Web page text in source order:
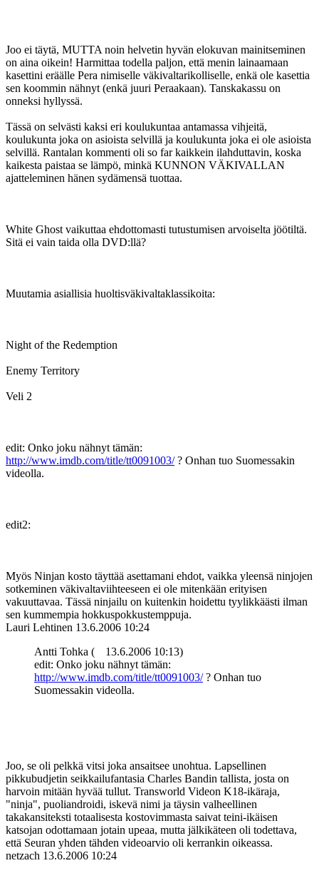
Joo ei täytä, MUTTA noin helvetin hyvän elokuvan mainitseminen
on aina oikein! Harmittaa todella paljon, että menin lainaamaan
kasettini eräälle Pera nimiselle väkivaltarikolliselle, enkä ole kasettia
sen koommin nähnyt (enkä juuri Peraakaan). Tanskakassu on
onneksi hyllyssä.
Tässä on selvästi kaksi eri koulukuntaa antamassa vihjeitä,
koulukunta joka on asioista selvillä ja koulukunta joka ei ole asioista
selvillä. Rantalan kommenti oli so far kaikkein ilahduttavin, koska
kaikesta paistaa se lämpö, minkä KUNNON VÄKIVALLAN
ajatteleminen hänen sydämensä tuottaa.
White Ghost vaikuttaa ehdottomasti tutustumisen arvoiselta jöötiltä.
Sitä ei vain taida olla DVD:llä?
Muutamia asiallisia huoltisväkivaltaklassikoita:
Night of the Redemption
Enemy Territory
Veli 2
edit: Onko joku nähnyt tämän:
http://www.imdb.com/title/tt0091003/? Onhan tuo Suomessakin
videolla.
edit2:
Myös Ninjan kosto täyttää asettamani ehdot, vaikka yleensä ninjojen
sotkeminen väkivaltaviihteeseen ei ole mitenkään erityisen
vakuuttavaa. Tässä ninjailu on kuitenkin hoidettu tyylikkäästi ilman
sen kummempia hokkuspokkustemppuja.
Lauri Lehtinen 13.6.2006 10:24
Antti Tohka (
13.6.2006 10:13)
edit: Onko joku nähnyt tämän:
http://www.imdb.com/title/tt0091003/? Onhan tuo
Suomessakin videolla.
Joo, se oli pelkkä vitsi joka ansaitsee unohtua. Lapsellinen
pikkubudjetin seikkailufantasia Charles Bandin tallista, josta on
harvoin mitään hyvää tullut. Transworld Videon K18-ikäraja,
"ninja", puoliandroidi, iskevä nimi ja täysin valheellinen
takakansiteksti totaalisesta kostovimmasta saivat teini-ikäisen
katsojan odottamaan jotain upeaa, mutta jälkikäteen oli todettava,
että Seuran yhden tähden videoarvio oli kerrankin oikeassa.
netzach 13.6.2006 10:24